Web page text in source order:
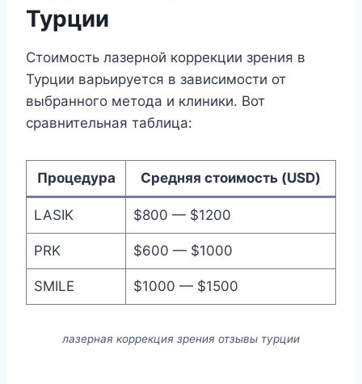
Турции
Стоимость лазерной коррекции зрения в
Турции варьируется в зависимости от
выбранного метода и клиники. Вот
сравнительная таблица:
Процедура Средняя стоимость (USD)
LASIK $800 — $1200
PRK $600 — $1000
SMILE $1000 — $1500
лазерная коррекция зрения отзывы турции